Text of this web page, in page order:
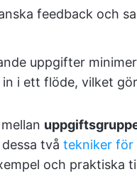
feedback och
uppgifter
i ett flöde, vilket
två tekniker för
och praktiska